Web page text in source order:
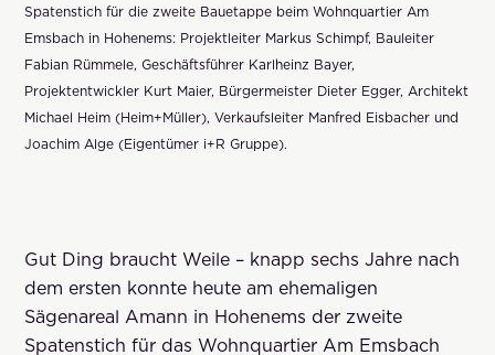
Spatenstich für die zweite Bauetappe beim Wohnquartier Am
Emsbach in Hohenems: Projektleiter Markus Schimpf, Bauleiter
Fabian Rümmele, Geschäftsführer Karlheinz Bayer,
Projektentwickler Kurt Maier, Bürgermeister Dieter Egger, Architekt
Michael Heim (Heim+Müller), Verkaufsleiter Manfred Eisbacher und
Joachim Alge (Eigentümer i+R Gruppe).
Gut Ding braucht Weile – knapp sechs Jahre nach
dem ersten konnte heute am ehemaligen
Sägenareal Amann in Hohenems der zweite
Spatenstich für das Wohnquartier Am Emsbach